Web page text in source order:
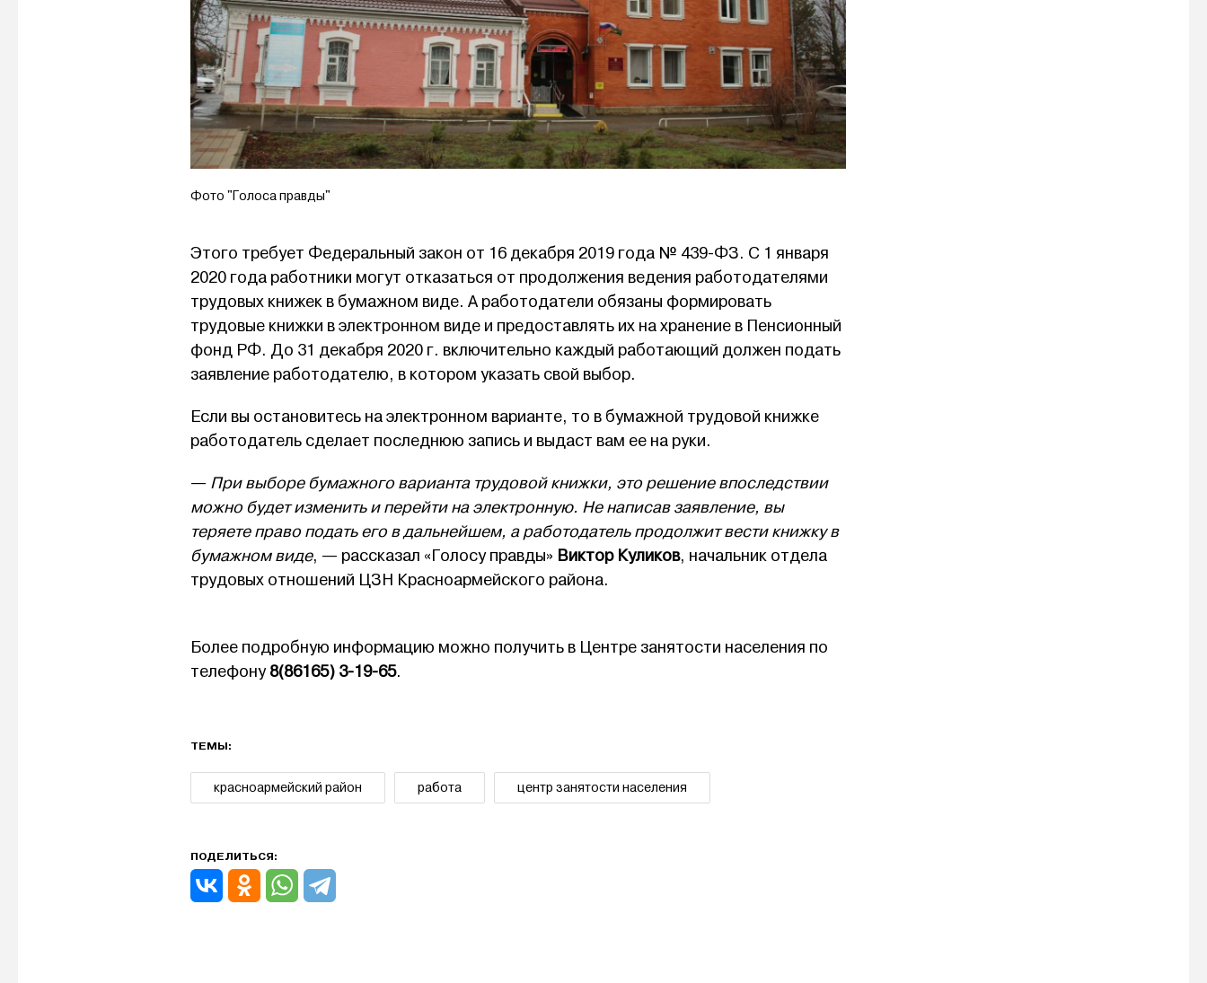
Фото "Голоса правды"
Этого требует Федеральный закон от 16 декабря 2019 года № 439-ФЗ. С 1 января
2020 года работники могут отказаться от продолжения ведения работодателями
трудовых книжек в бумажном виде. А работодатели обязаны формировать
трудовые книжки в электронном виде и предоставлять их на хранение в Пенсионный
фонд РФ. До 31 декабря 2020 г. включительно каждый работающий должен подать
заявление работодателю, в котором указать свой выбор.
Если вы остановитесь на электронном варианте, то в бумажной трудовой книжке
работодатель сделает последнюю запись и выдаст вам ее на руки.
— При выборе бумажного варианта трудовой книжки, это решение впоследствии
можно будет изменить и перейти на электронную. Не написав заявление, вы
теряете право подать его в дальнейшем, а работодатель продолжит вести книжку в
бумажном виде, — рассказал «Голосу правды» Виктор Куликов, начальник отдела
трудовых отношений ЦЗН Красноармейского района.
Более подробную информацию можно получить в Центре занятости населения по
телефону8(86165) 3-19-65.
ТЕМЫ:
красноармейский район работа центр занятости населения
ПОДЕЛИТЬСЯ: